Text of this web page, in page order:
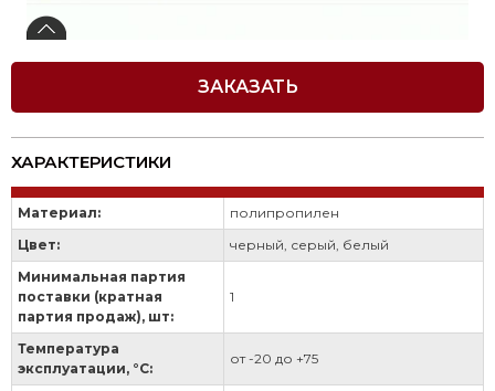
ЗАКАЗАТЬ
ХАРАКТЕРИСТИКИ
Материал:
полипропилен
Цвет:
черный, серый, белый
Минимальная партия
поставки (кратная
партия продаж), шт:
1
Температура
эксплуатации, °С:
от -20 до +75